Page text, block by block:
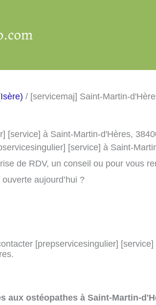
/ [servicemaj] Saint-Martin-
[service] à Saint-Martin-d'Hères,
[service] à Saint-
de RDV, un conseil ou pour vous
aujourd’hui ?
[prepservicesingulier]
aux ostéopathes à Saint-Martin-